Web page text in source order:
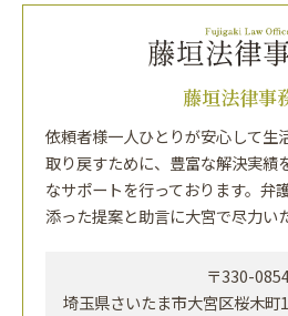
藤垣法律事
依頼者様一人ひとりが安心して生
取り戻すために、豊富な解決実績
なサポートを行っております。弁
添った提案と助言に大宮で尽力い
〒330-
埼玉県さいたま市大宮区桜木